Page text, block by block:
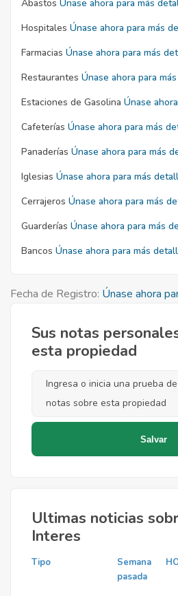
Abastos Únase ahora para más
Hospitales Únase ahora para más
Farmacias Únase ahora para más
Restaurantes Únase ahora para
Estaciones de Gasolina Únase
Cafeterías Únase ahora para más
Panaderías Únase ahora para más
Iglesias Únase ahora para más
Cerrajeros Únase ahora para más
Guarderías Únase ahora para más
Bancos Únase ahora para más
Fecha de Registro: Únase ahora
Sus notas
esta propiedad
Ultimas noticias
Interes
Tipo
Semana
pasada